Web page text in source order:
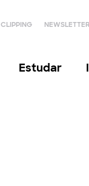
CLIPPING NEWSLETTER
Estudar